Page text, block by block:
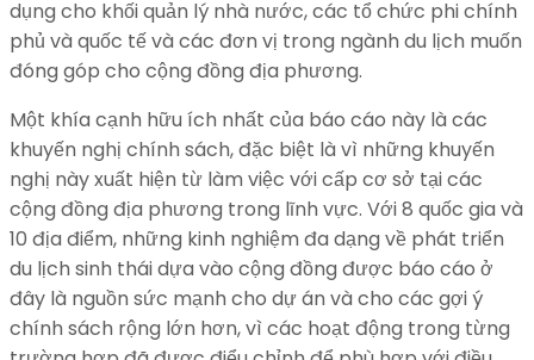
dụng cho khối quản lý nhà nước, các tổ chức phi chính
phủ và quốc tế và các đơn vị trong ngành du lịch muốn
đóng góp cho cộng đồng địa phương.
Một khía cạnh hữu ích nhất của báo cáo này là các
khuyến nghị chính sách, đặc biệt là vì những khuyến
nghị này xuất hiện từ làm việc với cấp cơ sở tại các
cộng đồng địa phương trong lĩnh vực. Với 8 quốc gia và
10 địa điểm, những kinh nghiệm đa dạng về phát triển
du lịch sinh thái dựa vào cộng đồng được báo cáo ở
đây là nguồn sức mạnh cho dự án và cho các gợi ý
chính sách rộng lớn hơn, vì các hoạt động trong từng